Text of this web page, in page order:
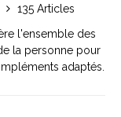
135 Articles
l'ensemble des
la personne pour
adaptés.